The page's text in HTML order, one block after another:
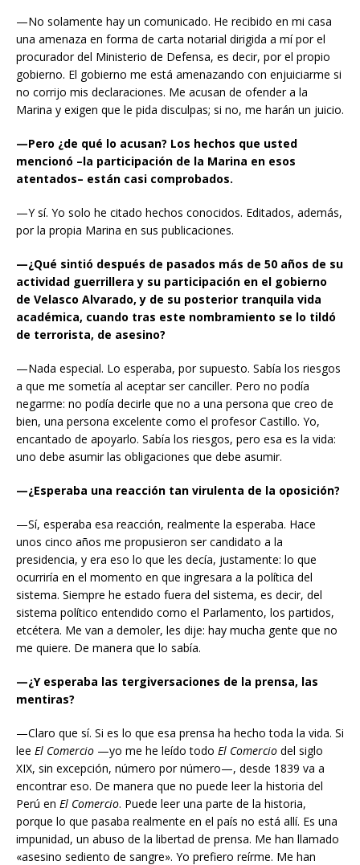
—No solamente hay un comunicado. He recibido en mi casa
una amenaza en forma de carta notarial dirigida a mí por el
procurador del Ministerio de Defensa, es decir, por el propio
gobierno. El gobierno me está amenazando con enjuiciarme si
no corrijo mis declaraciones. Me acusan de ofender a la
Marina y exigen que le pida disculpas; si no, me harán un juicio.
—Pero ¿de qué lo acusan? Los hechos que usted
mencionó –la participación de la Marina en esos
atentados– están casi comprobados.
—Y sí. Yo solo he citado hechos conocidos. Editados, además,
por la propia Marina en sus publicaciones.
—¿Qué sintió después de pasados más de 50 años de su
actividad guerrillera y su participación en el gobierno
de Velasco Alvarado, y de su posterior tranquila vida
académica, cuando tras este nombramiento se lo tildó
de terrorista, de asesino?
—Nada especial. Lo esperaba, por supuesto. Sabía los riesgos
a que me sometía al aceptar ser canciller. Pero no podía
negarme: no podía decirle que no a una persona que creo de
bien, una persona excelente como el profesor Castillo. Yo,
encantado de apoyarlo. Sabía los riesgos, pero esa es la vida:
uno debe asumir las obligaciones que debe asumir.
—¿Esperaba una reacción tan virulenta de la oposición?
—Sí, esperaba esa reacción, realmente la esperaba. Hace
unos cinco años me propusieron ser candidato a la
presidencia, y era eso lo que les decía, justamente: lo que
ocurriría en el momento en que ingresara a la política del
sistema. Siempre he estado fuera del sistema, es decir, del
sistema político entendido como el Parlamento, los partidos,
etcétera. Me van a demoler, les dije: hay mucha gente que no
me quiere. De manera que lo sabía.
—¿Y esperaba las tergiversaciones de la prensa, las
mentiras?
—Claro que sí. Si es lo que esa prensa ha hecho toda la vida. Si
lee El Comercio —yo me he leído todo El Comercio del siglo
XIX, sin excepción, número por número—, desde 1839 va a
encontrar eso. De manera que no puede leer la historia del
Perú en El Comercio. Puede leer una parte de la historia,
porque lo que pasaba realmente en el país no está allí. Es una
impunidad, un abuso de la libertad de prensa. Me han llamado
«asesino sediento de sangre». Yo prefiero reírme. Me han